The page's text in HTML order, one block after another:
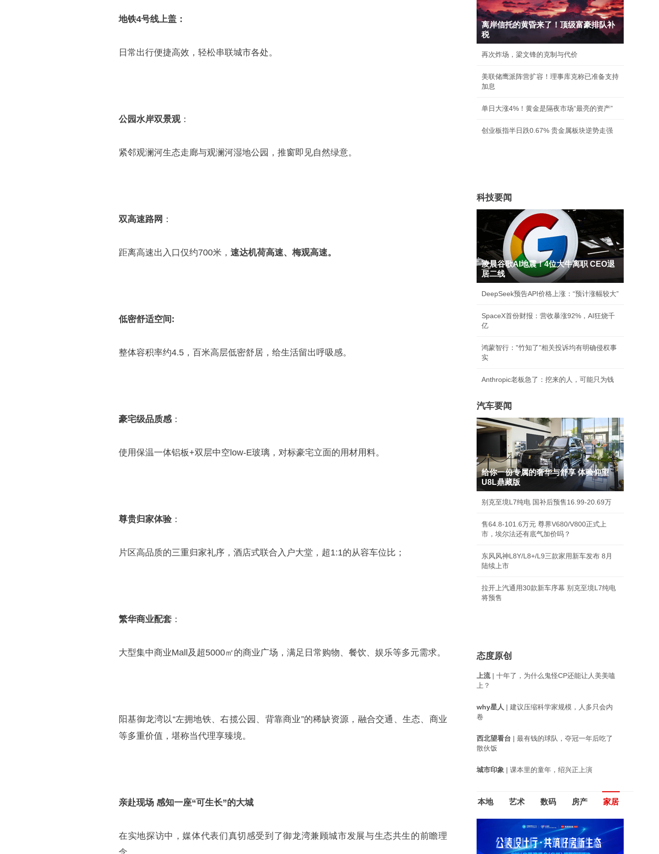
地铁4号线上盖：
日常出行便捷高效，轻松串联城市各处。
公园水岸双景观：
紧邻观澜河生态走廊与观澜河湿地公园，推窗即见自然绿意。
双高速路网 ：
距离高速出入口仅约700米， 速达机荷高速、梅观高速。
低密舒适空间:
整体容积率约4.5，百米高层低密舒居，给生活留出呼吸感。
豪宅级品质感：
使用保温一体铝板+双层中空low-E玻璃，对标豪宅立面的用材用料。
尊贵归家体验：
片区高品质的三重归家礼序，酒店式联合入户大堂，超1:1的从容车位比；
繁华商业配套 ：
大型集中商业Mall及超5000㎡的商业广场，满足日常购物、餐饮、娱乐等多元需求。
阳基御龙湾以“左拥地铁、右揽公园、背靠商业”的稀缺资源，融合交通、生态、商业
等多重价值，堪称当代理享臻境。
亲赴现场 感知一座“可生长”的大城
在实地探访中，媒体代表们真切感受到了御龙湾兼顾城市发展与生态共生的前瞻理
离岸信托的黄昏来了！顶级富豪排队补
税
再次炸场，梁文锋的克制与代价
美联储鹰派阵营扩容！理事库克称已准备支持
加息
单日大涨4%！黄金是隔夜市场“最亮的资产”
创业板指半日跌0.67% 贵金属板块逆势走强
科技要闻
凌晨谷歌AI地震！4位大牛离职 CEO退
居二线
DeepSeek预告API价格上涨：“预计涨幅较大”
SpaceX首份财报：营收暴涨92%，AI狂烧千
亿
鸿蒙智行："竹知了"相关投诉均有明确侵权事
实
Anthropic老板急了：挖来的人，可能只为钱
汽车要闻
给你一份专属的奢华与舒享 体验仰望
U8L鼎藏版
别克至境L7纯电 国补后预售16.99-20.69万
售64.8-101.6万元 尊界V680/V800正式上
市，埃尔法还有底气加价吗？
东风风神L8Y/L8+/L9三款家用新车发布 8月
陆续上市
拉开上汽通用30款新车序幕 别克至境L7纯电
将预售
态度原创
上流| 十年了，为什么鬼怪CP还能让人美美嗑
上？
why星人 | 建议压缩科学家规模，人多只会内
卷
西北望看台 | 最有钱的球队，夺冠一年后吃了
散伙饭
城市印象 | 课本里的童年，绍兴正上演
本地 艺术 数码 房产 家居